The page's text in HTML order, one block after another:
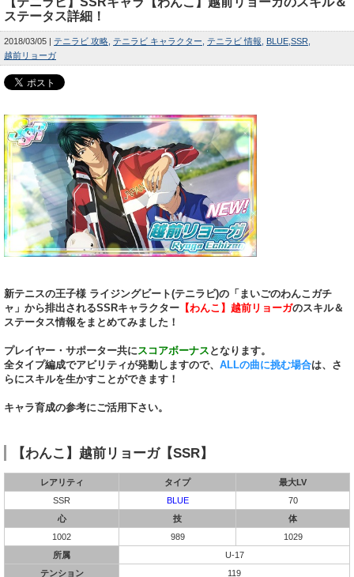
ステータス詳細！
2018/03/05 テニラビ 攻略 テニラビ キャラクター テニラビ 情報 BLUE SSR
越前リョーガ
新テニスの王子様 ライジングビート(テニラビ)の「まいごのわんこガチ
ャ」から排出されるSSRキャラクター 【わんこ】越前リョーガのスキル＆
ステータス情報をまとめてみました！
プレイヤー・サポーター共に スコアボーナス となります。
全タイプ編成でアビリティが発動しますので、 ALLの曲に挑む場合は、さ
らにスキルを生かすことができます！
キャラ育成の参考にご活用下さい。
【わんこ】越前リョーガ【SSR】
レアリティ タイプ
最大LV
SSR
BLUE
70
心
技
体
1002
989
1029
所属
U-17
テンション
119